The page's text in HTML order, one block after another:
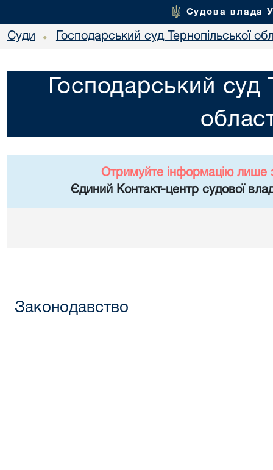
Судова влада
Суди • Господарський суд Тернопільської
Господарський суд
Отримуйте інформацію лише
Єдиний Контакт-центр судової
Законодавство